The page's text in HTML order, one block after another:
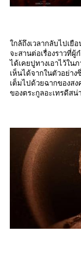
กล้ถึงเวลากลับไปเยื
จะสานต่อเรื่องราวที่ผู้
ได้เคยปูทางเอาไว้ใ
เห็นได้จากในตัวอย่าง
เต็มไปด้วยฉากของส
ของตระกูลอะเทรดีสน่